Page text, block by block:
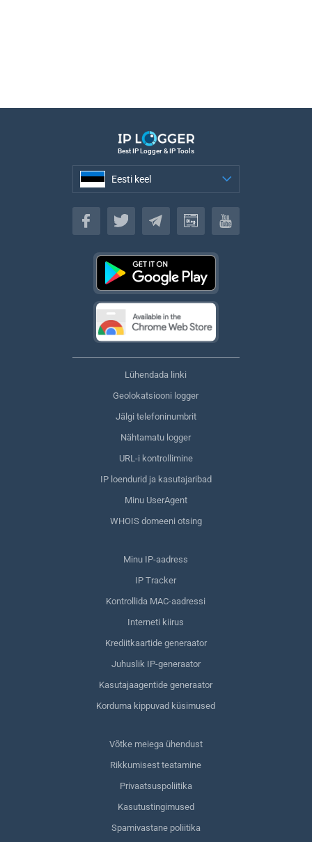
Best IP Logger & IP Tools
Eesti keel
Eesti keel
Lühendada linki
Geolokatsiooni logger
Jälgi telefoninumbrit
Nähtamatu logger
URL-i kontrollimine
IP loendurid ja kasutajaribad
Minu UserAgent
WHOIS domeeni otsing
Minu IP-aadress
IP Tracker
Kontrollida MAC-aadressi
Interneti kiirus
Krediitkaartide generaator
Juhuslik IP-generaator
Kasutajaagentide generaator
Korduma kippuvad küsimused
Võtke meiega ühendust
Rikkumisest teatamine
Privaatsuspoliitika
Kasutustingimused
Spamivastane poliitika